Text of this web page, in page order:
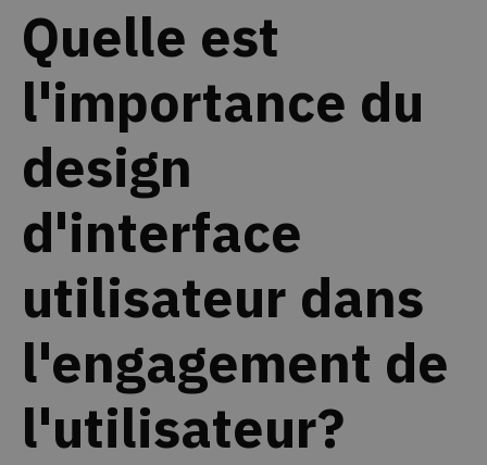
Quelle est
l'importance du
design
d'interface
utilisateur dans
l'engagement de
l'utilisateur?